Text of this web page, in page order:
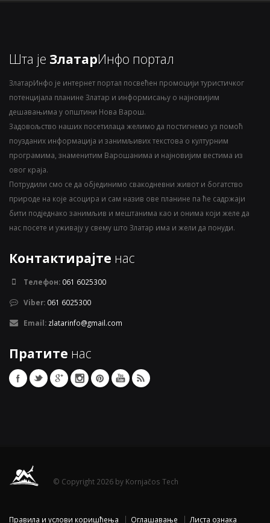
Шта је ЗлатарИнфо портал
ЗлатарИнфо је интернет портал посвећен промоцији туристичког
потенцијала планине Златар и информисању о најновијим
дешавањима у општини Нова Варош.
Задовољство наших посетилаца желимо да постигнемо уз помоћ
поузданих информација и занимљивих текстова о културним
програмима, знаменитим Варошанима и најновијим вестима из
овог краја.
Потрудили смо се да објединимо свакодневни живот и богатство
природе на које асоцира и сам назив ове планине па ће садржаји
бити подједнако занимљив и мештанима као и онима који желе да
нас посете и уживају у свему што Златар има и жели да понуди.
Контактирајте нас
Телефон: 061 6025300
Viber: 061 6025300
Email: zlatarinfo@gmail.com
Пратите нас
© Copyright 2026 by Kornjačos Tech
Правила и услови коришћења Оглашавање Листа ознака